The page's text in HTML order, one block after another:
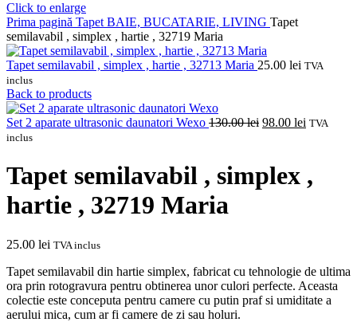
Click to enlarge
Prima pagină Tapet BAIE, BUCATARIE, LIVING Tapet
semilavabil , simplex , hartie , 32719 Maria
Tapet semilavabil , simplex , hartie , 32713 Maria 25.00 lei TVA
inclus
Back to products
Set 2 aparate ultrasonic daunatori Wexo 130.00lei Prețul
fost:
130.00 lei.
98.00 lei Prețul
TVA
inclus
Tapet semilavabil , simplex ,
hartie , 32719 Maria
25.00 lei TVA inclus
Tapet semilavabil din hartie simplex, fabricat cu tehnologie de ultima
ora prin rotogravura pentru obtinerea unor culori perfecte. Aceasta
colectie este conceputa pentru camere cu putin praf si umiditate a
aerului mica, cum ar fi camere de zi sau holuri.